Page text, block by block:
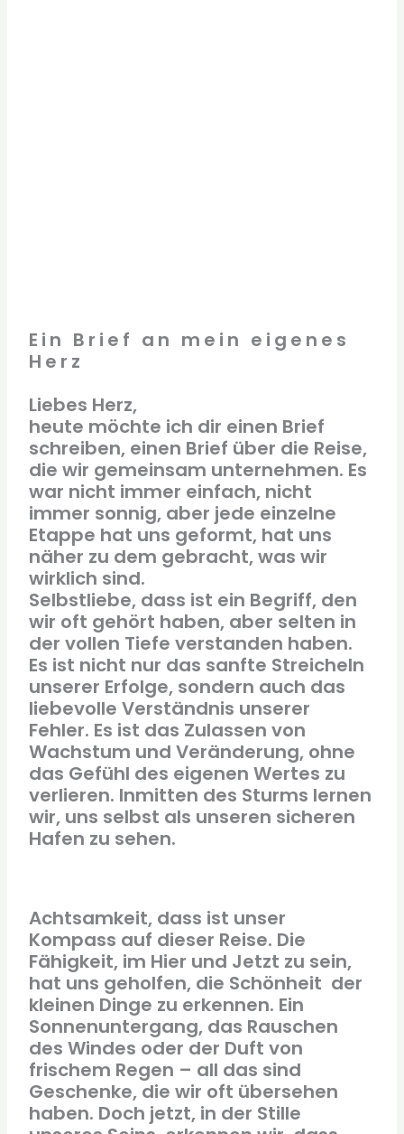
Ein Brief an mein eigenes
Herz
Liebes Herz,
heute möchte ich dir einen Brief
schreiben, einen Brief über die Reise,
die wir gemeinsam unternehmen. Es
war nicht immer einfach, nicht
immer sonnig, aber jede einzelne
Etappe hat uns geformt, hat uns
näher zu dem gebracht, was wir
wirklich sind.
Selbstliebe, dass ist ein Begriff, den
wir oft gehört haben, aber selten in
der vollen Tiefe verstanden haben.
Es ist nicht nur das sanfte Streicheln
unserer Erfolge, sondern auch das
liebevolle Verständnis unserer
Fehler. Es ist das Zulassen von
Wachstum und Veränderung, ohne
das Gefühl des eigenen Wertes zu
verlieren. Inmitten des Sturms lernen
wir, uns selbst als unseren sicheren
Hafen zu sehen.
Achtsamkeit, dass ist unser
Kompass auf dieser Reise. Die
Fähigkeit, im Hier und Jetzt zu sein,
hat uns geholfen, die Schönheit der
kleinen Dinge zu erkennen. Ein
Sonnenuntergang, das Rauschen
des Windes oder der Duft von
frischem Regen – all das sind
Geschenke, die wir oft übersehen
haben. Doch jetzt, in der Stille